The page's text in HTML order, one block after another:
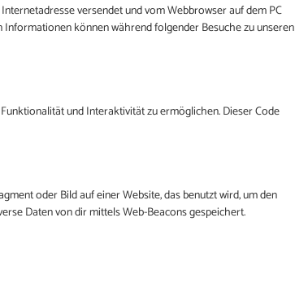
versendet und vom Webbrowser auf dem PC
können während folgender Besuche zu unseren
und Interaktivität zu ermöglichen. Dieser Code
oder Bild auf einer Website, das benutzt wird, um den
Daten von dir mittels Web-Beacons gespeichert.